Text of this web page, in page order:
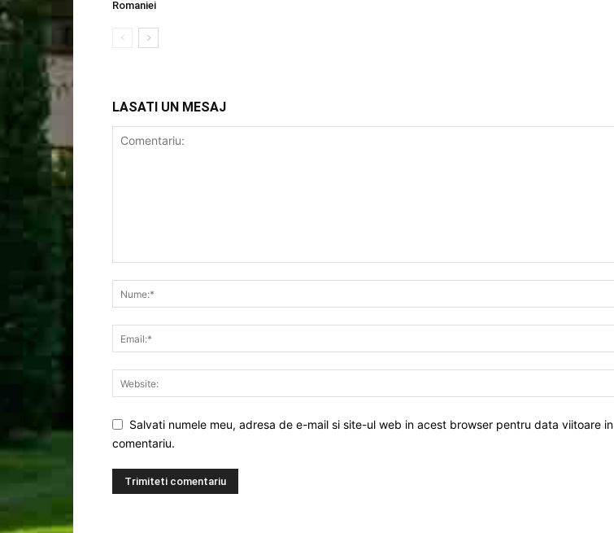
Romaniei
LASATI UN MESAJ
Salvati numele meu, adresa de e-mail si site-ul web in acest browser pentru data viitoare in
comentariu.